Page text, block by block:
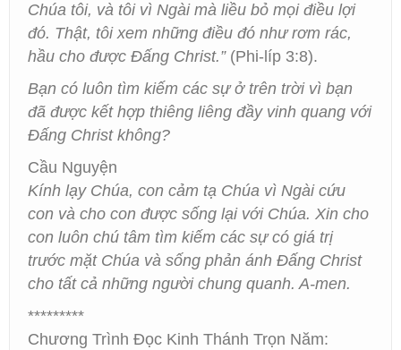
Chúa tôi, và tôi vì Ngài mà liều bỏ mọi điều lợi
đó. Thật, tôi xem những điều đó như rơm rác,
hầu cho được Đấng Christ.”(Phi-líp 3:8).
Bạn có luôn tìm kiếm các sự ở trên trời vì bạn
đã được kết hợp thiêng liêng đầy vinh quang với
Đấng Christ không?
Cầu Nguyện
Kính lạy Chúa, con cảm tạ Chúa vì Ngài cứu
con và cho con được sống lại với Chúa. Xin cho
con luôn chú tâm tìm kiếm các sự có giá trị
trước mặt Chúa và sống phản ánh Đấng Christ
cho tất cả những người chung quanh. A-men.
*********
Chương Trình Đọc Kinh Thánh Trọn Năm: